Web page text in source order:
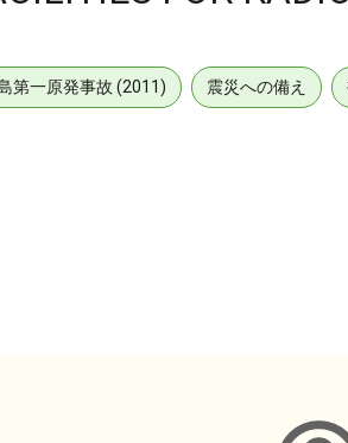
第一原発事故 (2011) 震災への備え